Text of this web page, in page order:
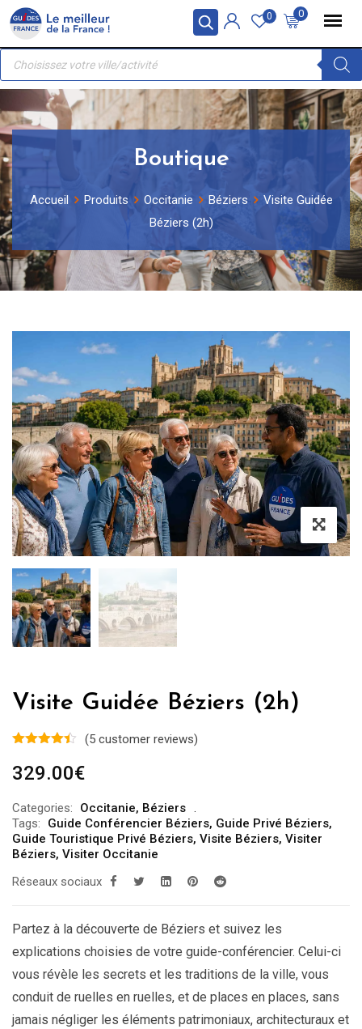
Panneau de gestion des cookies
Skip
content
0
0
Recherche
produits
Boutique
Accueil Produits Occitanie Béziers
Visite Guidée
Béziers (2h)
Visite Guidée Béziers (2h)
(5 customer reviews)
329.00€
Categories: Occitanie, Béziers
Tags:
Guide Conférencier Béziers, Guide Privé Béziers,
Guide Touristique Privé Béziers, Visite Béziers, Visiter
Béziers, Visiter Occitanie
Réseaux sociaux
Partez à la découverte de Béziers et suivez les
explications choisies de votre guide-conférencier. Celui-ci
vous révèle les secrets et les traditions de la ville, vous
conduit de ruelles en ruelles, et de places en places, sans
jamais négliger les éléments patrimoniaux, architecturaux et